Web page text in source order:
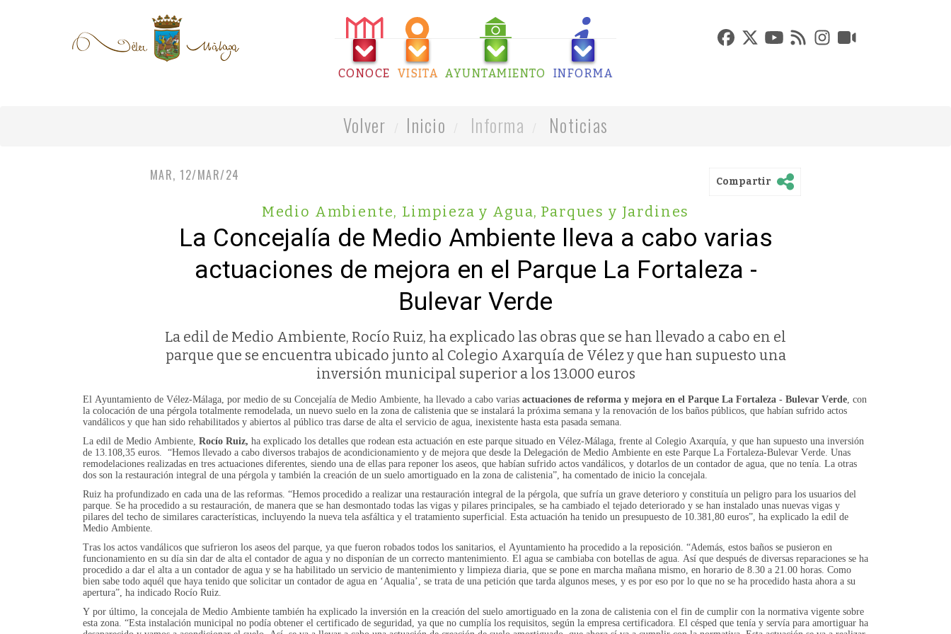
CONOCE VISITA AYUNTAMIENTO INFORMA
Volver Inicio Informa Noticias
MAR, 12/MAR/24 Compartir
Medio Ambiente, Limpieza y Agua, Parques y Jardines
La Concejalía de Medio Ambiente lleva a cabo varias
actuaciones de mejora en el Parque La Fortaleza -
Bulevar Verde
La edil de Medio Ambiente, Rocío Ruiz, ha explicado las obras que se han llevado a cabo en el
parque que se encuentra ubicado junto al Colegio Axarquía de Vélez y que han supuesto una
inversión municipal superior a los 13.000 euros
El Ayuntamiento de Vélez-Málaga, por medio de su Concejalía de Medio Ambiente, ha llevado a cabo varias actuaciones de reforma y mejora en el Parque La Fortaleza - Bulevar Verde, con
la colocación de una pérgola totalmente remodelada, un nuevo suelo en la zona de calistenia que se instalará la próxima semana y la renovación de los baños públicos, que habían sufrido actos
vandálicos y que han sido rehabilitados y abiertos al público tras darse de alta el servicio de agua, inexistente hasta esta pasada semana.
La edil de Medio Ambiente, Rocío Ruiz, ha explicado los detalles que rodean esta actuación en este parque situado en Vélez-Málaga, frente al Colegio Axarquía, y que han supuesto una inversión
de 13.108,35 euros. “Hemos llevado a cabo diversos trabajos de acondicionamiento y de mejora que desde la Delegación de Medio Ambiente en este Parque La Fortaleza-Bulevar Verde. Unas
remodelaciones realizadas en tres actuaciones diferentes, siendo una de ellas para reponer los aseos, que habían sufrido actos vandálicos, y dotarlos de un contador de agua, que no tenía. La otras
dos son la restauración integral de una pérgola y también la creación de un suelo amortiguado en la zona de calistenia”, ha comentado de inicio la concejala.
Ruiz ha profundizado en cada una de las reformas. “Hemos procedido a realizar una restauración integral de la pérgola, que sufría un grave deterioro y constituía un peligro para los usuarios del
parque. Se ha procedido a su restauración, de manera que se han desmontado todas las vigas y pilares principales, se ha cambiado el tejado deteriorado y se han instalado unas nuevas vigas y
pilares del techo de similares características, incluyendo la nueva tela asfáltica y el tratamiento superficial. Esta actuación ha tenido un presupuesto de 10.381,80 euros”, ha explicado la edil de
Medio Ambiente.
Tras los actos vandálicos que sufrieron los aseos del parque, ya que fueron robados todos los sanitarios, el Ayuntamiento ha procedido a la reposición. “Además, estos baños se pusieron en
funcionamiento en su día sin dar de alta el contador de agua y no disponían de un correcto mantenimiento. El agua se cambiaba con botellas de agua. Así que después de diversas reparaciones se ha
procedido a dar el alta a un contador de agua y se ha habilitado un servicio de mantenimiento y limpieza diaria, que se pone en marcha mañana mismo, en horario de 8.30 a 21.00 horas. Como
bien sabe todo aquél que haya tenido que solicitar un contador de agua en ‘Aqualia’, se trata de una petición que tarda algunos meses, y es por eso por lo que no se ha procedido hasta ahora a su
apertura”, ha indicado Rocío Ruiz.
Y por último, la concejala de Medio Ambiente también ha explicado la inversión en la creación del suelo amortiguado en la zona de calistenia con el fin de cumplir con la normativa vigente sobre
esta zona. “Esta instalación municipal no podía obtener el certificado de seguridad, ya que no cumplía los requisitos, según la empresa certificadora. El césped que tenía y servía para amortiguar ha